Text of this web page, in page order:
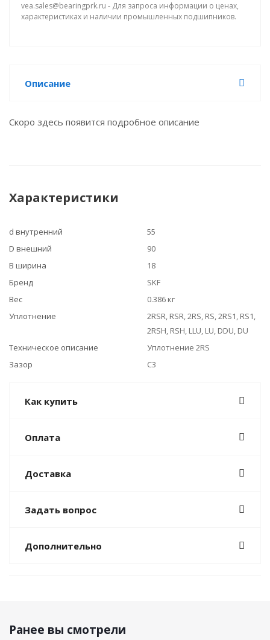
vea.sales@bearingprk.ru - Для запроса информации о ценах,
характеристиках и наличии промышленных подшипников.
Описание
Скоро здесь появится подробное описание
Характеристики
d внутренний
55
D внешний
90
B ширина
18
Бренд
SKF
Вес
0.386 кг
Уплотнение
2RSR, RSR, 2RS, RS, 2RS1, RS1,
2RSH, RSH, LLU, LU, DDU, DU
Техническое описание
Уплотнение 2RS
Зазор
C3
Как купить
Оплата
Доставка
Задать вопрос
Дополнительно
Ранее вы смотрели